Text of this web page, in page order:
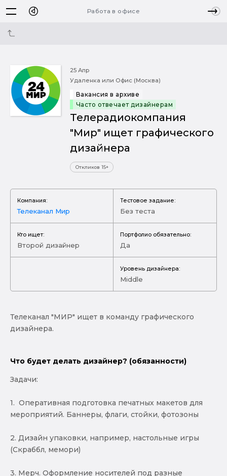
Работа в офисе
25 Апр
Удаленка или Офис (Москва)
Вакансия в архиве
Часто отвечает дизайнерам
Телерадиокомпания
"Мир" ищет графического
дизайнера
Откликов 15+
Компания:
Телеканал Мир
Тестовое задание:
Без теста
Кто ищет:
Второй дизайнер
Портфолио обязательно:
Да
Уровень дизайнера:
Middle
Телеканал "МИР" ищет в команду графического
дизайнера.
Что будет делать дизайнер? (обязанности)
Задачи:
1. Оперативная подготовка печатных макетов для
мероприятий. Баннеры, флаги, стойки, фотозоны
2. Дизайн упаковки, например, настольные игры
(Скраббл, мемори)
3. Мерч. Оформление носителей под разные